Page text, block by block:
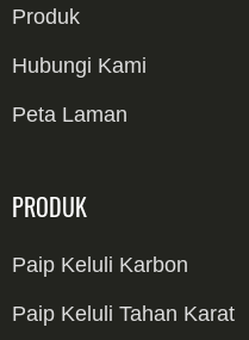
Produk
Hubungi Kami
Peta Laman
PRODUK
Paip Keluli Karbon
Paip Lancar Keluli Karbon
Paip Keluli Tahan Karat